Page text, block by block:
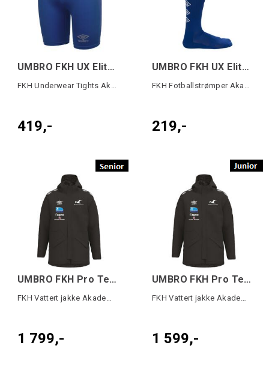
UMBRO FKH UX Elite Underwear Tight SR Bl
FKH Underwear Tights Akademiet
419,-
UMBRO FKH UX Elite Fotballstrømper Blå
FKH Fotballstrømper Akademiet
219,-
UMBRO FKH Pro Team Jck SR
FKH Vattert jakke Akademiet
1 799,-
UMBRO FKH Pro Team Jck JR
FKH Vattert jakke Akademiet
1 599,-